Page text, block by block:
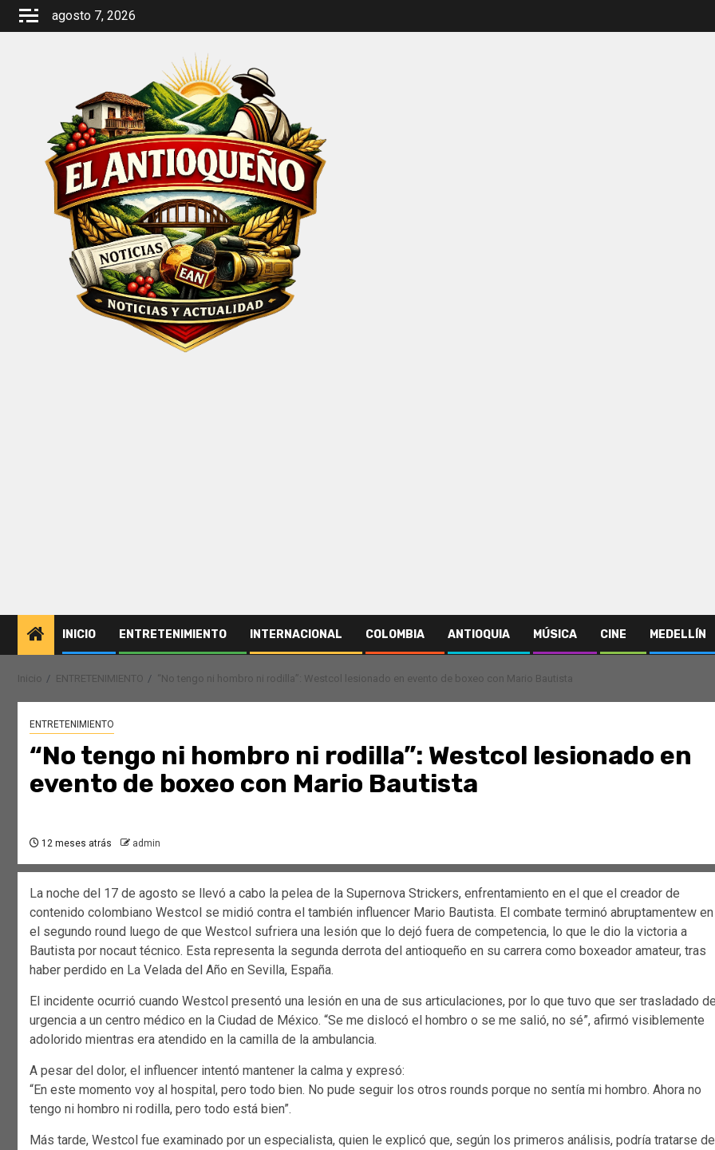
Saltar
agosto 7, 2026
INICIO ENTRETENIMIENTO INTERNACIONAL COLOMBIA ANTIOQUIA MÚSICA CINE MEDELLÍN
Inicio ENTRETENIMIENTO “No tengo ni hombro ni rodilla”: Westcol lesionado en evento de boxeo con Mario Bautista
ENTRETENIMIENTO
“No tengo ni hombro ni rodilla”: Westcol lesionado en
evento de boxeo con Mario Bautista
12 meses atrás admin
La noche del 17 de agosto se llevó a cabo la pelea de la Supernova Strickers, enfrentamiento en el que el creador de
contenido colombiano Westcol se midió contra el también influencer Mario Bautista. El combate terminó abruptamentew en
el segundo round luego de que Westcol sufriera una lesión que lo dejó fuera de competencia, lo que le dio la victoria a
Bautista por nocaut técnico. Esta representa la segunda derrota del antioqueño en su carrera como boxeador amateur, tras
haber perdido en La Velada del Año en Sevilla, España.
El incidente ocurrió cuando Westcol presentó una lesión en una de sus articulaciones, por lo que tuvo que ser trasladado
urgencia a un centro médico en la Ciudad de México. “Se me dislocó el hombro o se me salió, no sé”, afirmó visiblemente
adolorido mientras era atendido en la camilla de la ambulancia.
A pesar del dolor, el influencer intentó mantener la calma y expresó:
“En este momento voy al hospital, pero todo bien. No pude seguir los otros rounds porque no sentía mi hombro. Ahora no
tengo ni hombro ni rodilla, pero todo está bien”.
Más tarde, Westcol fue examinado por un especialista, quien le explicó que, según los primeros análisis, podría tratarse de